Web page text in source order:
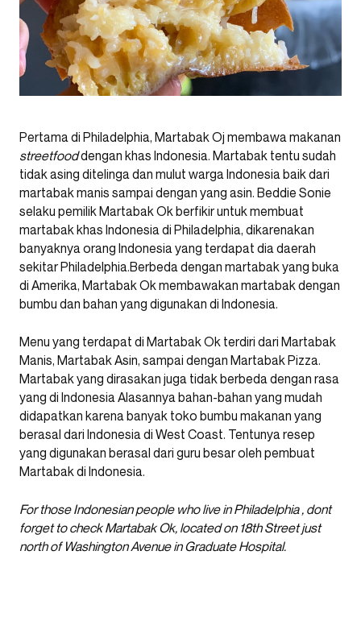
Pertama di Philadelphia, Martabak Oj membawa makanan
streetfooddengan khas Indonesia. Martabak tentu sudah
tidak asing ditelinga dan mulut warga Indonesia baik dari
martabak manis sampai dengan yang asin. Beddie Sonie
selaku pemilik Martabak Ok berfikir untuk membuat
martabak khas Indonesia di Philadelphia, dikarenakan
banyaknya orang Indonesia yang terdapat dia daerah
sekitar Philadelphia.Berbeda dengan martabak yang buka
di Amerika, Martabak Ok membawakan martabak dengan
bumbu dan bahan yang digunakan di Indonesia.
Menu yang terdapat di Martabak Ok terdiri dari Martabak
Manis, Martabak Asin, sampai dengan Martabak Pizza.
Martabak yang dirasakan juga tidak berbeda dengan rasa
yang di Indonesia Alasannya bahan-bahan yang mudah
didapatkan karena banyak toko bumbu makanan yang
berasal dari Indonesia di West Coast. Tentunya resep
yang digunakan berasal dari guru besar oleh pembuat
Martabak di Indonesia.
For those Indonesian people who live in Philadelphia , dont
forget to check Martabak Ok, located on 18th Street just
north of Washington Avenue in Graduate Hospital.